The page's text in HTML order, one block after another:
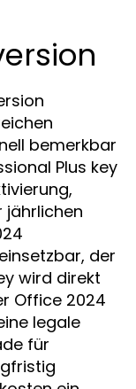
bemerkbar
Plus key
jährlichen
der
wird direkt
Office 2024
legale
für